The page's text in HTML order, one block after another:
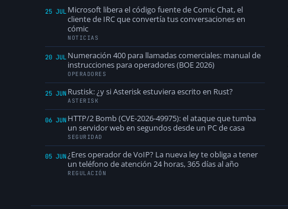
25 JUL Microsoft libera el código fuente de Comic Chat, el
cliente de IRC que convertía tus conversaciones en
cómic
NOTICIAS
20 JUL Numeración 400 para llamadas comerciales: manual de
instrucciones para operadores (BOE 2026)
OPERADORES
25 JUN Rustisk: ¿y si Asterisk estuviera escrito en Rust?
ASTERISK
06 JUN HTTP/2 Bomb (CVE-2026-49975): el ataque que tumba
un servidor web en segundos desde un PC de casa
SEGURIDAD
05 JUN¿Eres operador de VoIP? La nueva ley te obliga a tener
un teléfono de atención 24 horas, 365 días al año
REGULACIÓN